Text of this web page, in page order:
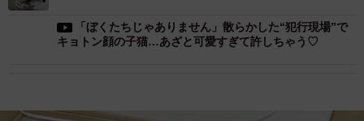
「ぼくたちじゃありません」散らかした“犯行現場”で
キョトン顔の子猫…あざと可愛すぎて許しちゃう♡